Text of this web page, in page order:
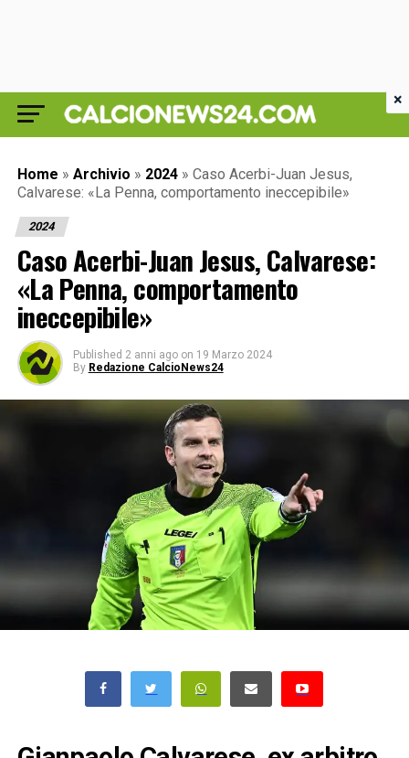
Home » Archivio » 2024 » Caso Acerbi-Juan Jesus,
Calvarese: «La Penna, comportamento ineccepibile»
2024
Caso Acerbi-Juan Jesus, Calvarese:
«La Penna, comportamento
ineccepibile»
Published 2 anni ago on 19 Marzo 2024
By Redazione CalcioNews24
×